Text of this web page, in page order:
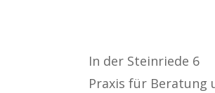
In der Steinriede 6
Praxis für Beratung